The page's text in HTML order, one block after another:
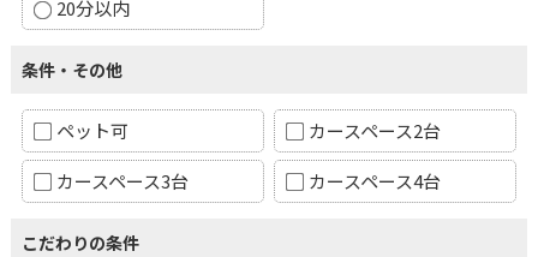
20分以内
条件・その他
ペット可
カースペース2台
カースペース3台
カースペース4台
こだわりの条件